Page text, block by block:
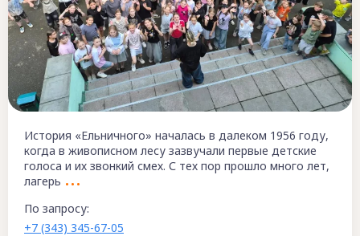
История «Ельничного» началась в далеком 1956 году,
когда в живописном лесу зазвучали первые детские
голоса и их звонкий смех. С тех пор прошло много лет,
лагерь
По запросу:
+7 (343) 345-67-05